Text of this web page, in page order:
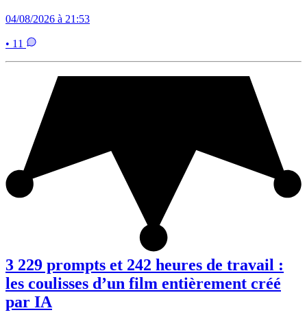
04/08/2026 à 21:53
• 11
3 229 prompts et 242 heures de travail :
les coulisses d’un film entièrement créé
par IA